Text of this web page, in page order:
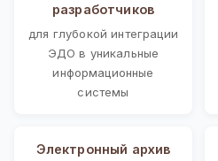
разработчиков
для глубокой интеграции
ЭДО в уникальные
информационные
системы
Электронный архив